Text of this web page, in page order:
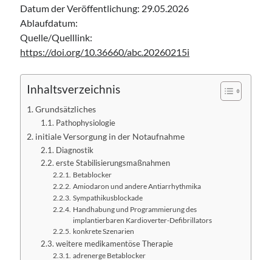
Datum der Veröffentlichung: 29.05.2026
Ablaufdatum:
Quelle/Quelllink:
https://doi.org/10.36660/abc.20260215i
Inhaltsverzeichnis
Grundsätzliches
Pathophysiologie
initiale Versorgung in der Notaufnahme
Diagnostik
erste Stabilisierungsmaßnahmen
Betablocker
Amiodaron und andere Antiarrhythmika
Sympathikusblockade
Handhabung und Programmierung des
implantierbaren Kardioverter-Defibrillators
konkrete Szenarien
weitere medikamentöse Therapie
adrenerge Betablocker